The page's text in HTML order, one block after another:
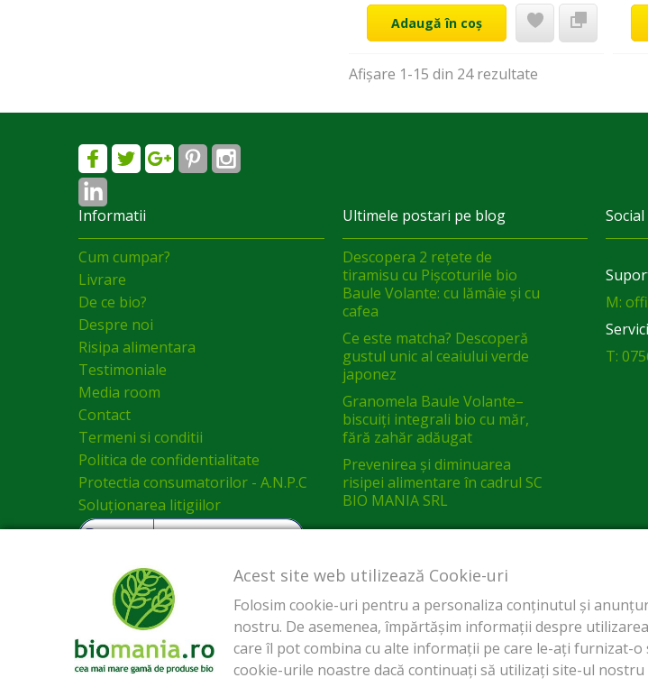
Adaugă în coș
Afișare 1-15 din 24rezultate
Informatii
Cum cumpar?
Livrare
De ce bio?
Despre noi
Risipa alimentara
Testimoniale
Media room
Contact
Termeni si conditii
Politica de confidentialitate
Protectia consumatorilor - A.N.P.C
Soluționarea litigiilor
Ultimele postari pe blog
Descopera 2 rețete de
tiramisu cu Pișcoturile bio
Baule Volante: cu lămâie și cu
cafea
Ce este matcha? Descoperă
gustul unic al ceaiului verde
japonez
Granomela Baule Volante–
biscuiți integrali bio cu măr,
fără zahăr adăugat
Prevenirea și diminuarea
risipei alimentare în cadrul SC
BIO MANIA SRL
M:
T:
Acest site web utilizează Cookie-uri
Folosim cookie-uri pentru a personaliza conținutul și
nostru. De asemenea, împărtășim informații despre
care îl pot combina cu alte informații pe care le-ați furnizat-
cookie-urile noastre dacă continuați să utilizați site-ul nostru